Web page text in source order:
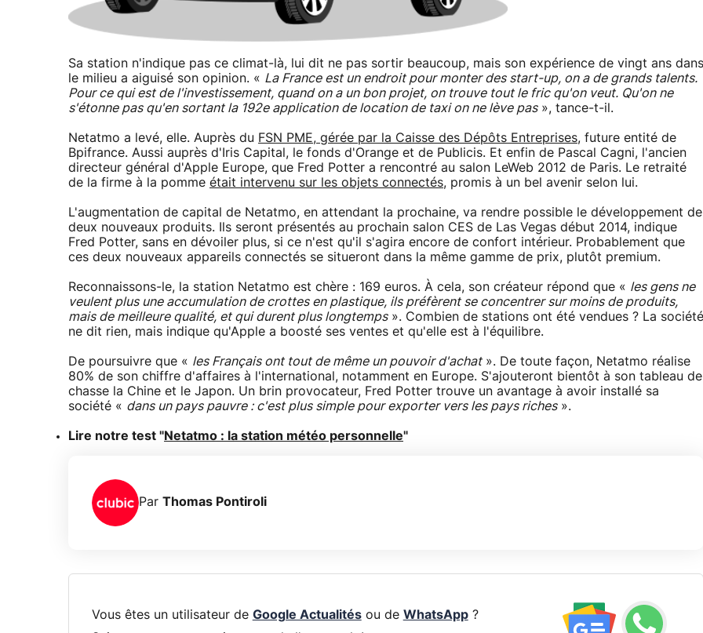
Sa station n'indique pas ce climat-là, lui dit ne pas sortir beaucoup, mais son expérience de vingt ans dans
le milieu a aiguisé son opinion. « La France est un endroit pour monter des start-up, on a de grands talents.
Pour ce qui est de l'investissement, quand on a un bon projet, on trouve tout le fric qu'on veut. Qu'on ne
s'étonne pas qu'en sortant la 192e application de location de taxi on ne lève pas», tance-t-il.
Netatmo a levé, elle. Auprès du FSN PME, gérée par la Caisse des Dépôts Entreprises, future entité de
Bpifrance. Aussi auprès d'Iris Capital, le fonds d'Orange et de Publicis. Et enfin de Pascal Cagni, l'ancien
directeur général d'Apple Europe, que Fred Potter a rencontré au salon LeWeb 2012 de Paris. Le retraité
de la firme à la pomme était intervenu sur les objets connectés, promis à un bel avenir selon lui.
L'augmentation de capital de Netatmo, en attendant la prochaine, va rendre possible le développement de
deux nouveaux produits. Ils seront présentés au prochain salon CES de Las Vegas début 2014, indique
Fred Potter, sans en dévoiler plus, si ce n'est qu'il s'agira encore de confort intérieur. Probablement que
ces deux nouveaux appareils connectés se situeront dans la même gamme de prix, plutôt premium.
Reconnaissons-le, la station Netatmo est chère : 169 euros. À cela, son créateur répond que « les gens ne
veulent plus une accumulation de crottes en plastique, ils préfèrent se concentrer sur moins de produits,
mais de meilleure qualité, et qui durent plus longtemps». Combien de stations ont été vendues ? La société
ne dit rien, mais indique qu'Apple a boosté ses ventes et qu'elle est à l'équilibre.
De poursuivre que « les Français ont tout de même un pouvoir d'achat». De toute façon, Netatmo réalise
80% de son chiffre d'affaires à l'international, notamment en Europe. S'ajouteront bientôt à son tableau de
chasse la Chine et le Japon. Un brin provocateur, Fred Potter trouve un avantage à avoir installé sa
société « dans un pays pauvre : c'est plus simple pour exporter vers les pays riches».
Lire notre test "Netatmo : la station météo personnelle"
Par Thomas Pontiroli
Vous êtes un utilisateur de Google Actualitésou de WhatsApp?